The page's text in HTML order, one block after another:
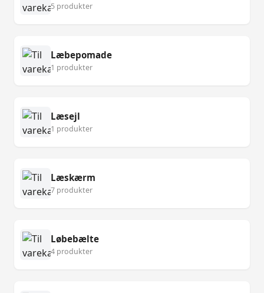
5 produkter
Læbepomade
1 produkter
Læsejl
1 produkter
Læskærm
7 produkter
Løbebælte
4 produkter